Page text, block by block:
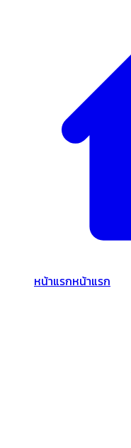
หน้าแรกหน้าแรก